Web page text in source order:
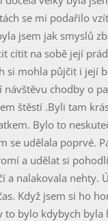
se mi podařilo
jsem jak smyslů
cítit na sobě její
si mohla půjčit i její
návštěvu chodby o
štěstí .Byli tam
Bylo to
se udělala poprvé.
a udělat si
a nalakovala nehty.
Když jsem si ho
to bylo kdybych byla